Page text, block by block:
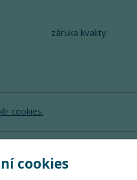
záruka kvality
cookies.
práva vyhrazena
cookies